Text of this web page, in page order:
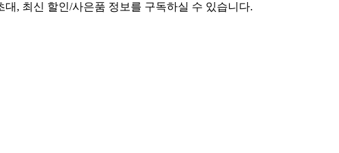
, 최신 할인/사은품 정보를 구독하실 수 있습니다.